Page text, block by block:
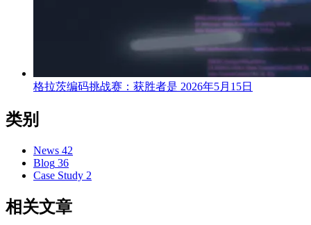
格拉茨编码挑战赛：获胜者是 2026年5月15日
类别
News 42
Blog 36
Case Study 2
相关文章